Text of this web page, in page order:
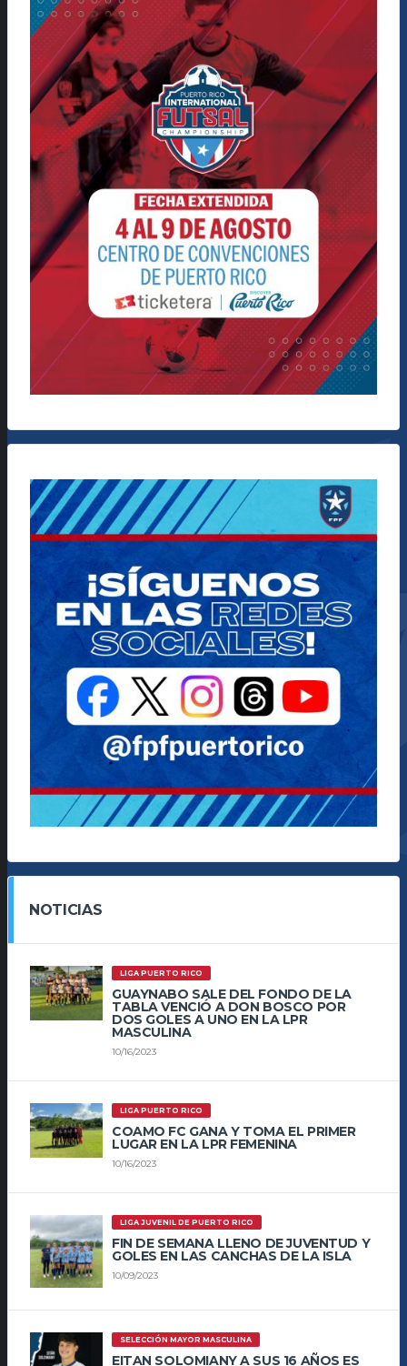
NOTICIAS
LIGA PUERTO RICO
GUAYNABO SALE DEL FONDO DE LA
TABLA VENCIÓ A DON BOSCO POR
DOS GOLES A UNO EN LA LPR
MASCULINA
10/16/2023
LIGA PUERTO RICO
COAMO FC GANA Y TOMA EL PRIMER
LUGAR EN LA LPR FEMENINA
10/16/2023
LIGA JUVENIL DE PUERTO RICO
FIN DE SEMANA LLENO DE JUVENTUD Y
GOLES EN LAS CANCHAS DE LA ISLA
10/09/2023
SELECCIÓN MAYOR MASCULINA
EITAN SOLOMIANY A SUS 16 AÑOS ES